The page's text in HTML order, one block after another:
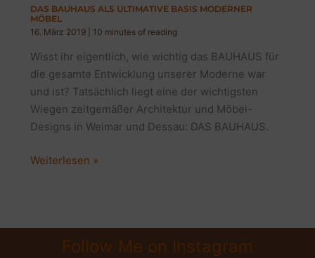
DAS BAUHAUS ALS ULTIMATIVE BASIS MODERNER
MÖBEL
16. März 2019
10 minutes of reading
Wisst ihr eigentlich, wie wichtig das BAUHAUS für
die gesamte Entwicklung unserer Moderne war
und ist? Tatsächlich liegt eine der wichtigsten
Wiegen zeitgemäßer Architektur und Möbel-
Designs in Weimar und Dessau: DAS BAUHAUS.
DAS
BASIS
MODERNER
Weiterlesen »
Follow Me on Instagram